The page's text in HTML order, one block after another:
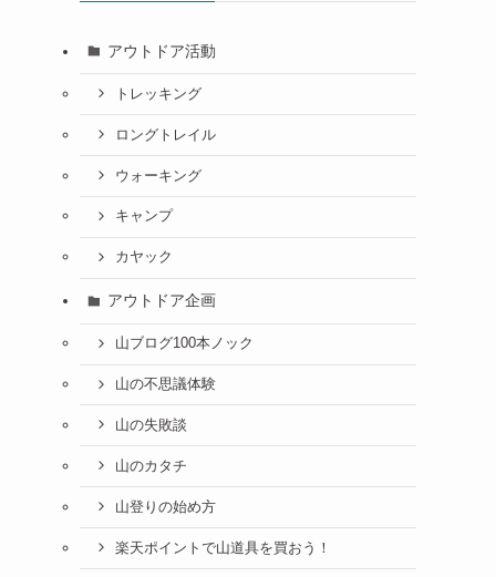
アウトドア活動
トレッキング
ロングトレイル
ウォーキング
キャンプ
カヤック
アウトドア企画
山ブログ100本ノック
山の不思議体験
山の失敗談
山のカタチ
山登りの始め方
楽天ポイントで山道具を買おう！